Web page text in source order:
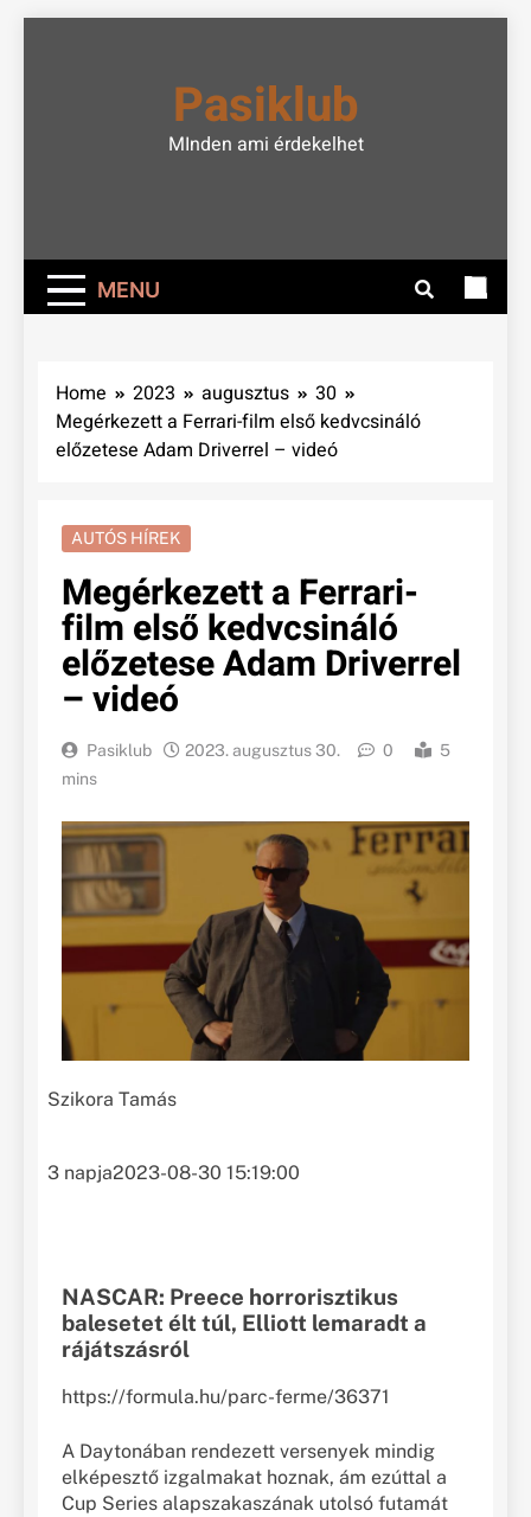
Pasiklub
MInden ami érdekelhet
MENU
Home 2023 augusztus
30
Megérkezett a Ferrari-film első kedvcsináló
előzetese Adam Driverrel – videó
AUTÓS HÍREK
Megérkezett a Ferrari-
film első kedvcsináló
előzetese Adam Driverrel
– videó
Pasiklub 2023. augusztus 30. 0
5
mins
Szikora Tamás
3 napja2023-08-30 15:19:00
NASCAR: Preece horrorisztikus
balesetet élt túl, Elliott lemaradt a
rájátszásról
https://formula.hu/parc-ferme/36371
A Daytonában rendezett versenyek mindig
elképesztő izgalmakat hoznak, ám ezúttal a
Cup Series alapszakaszának utolsó futamát